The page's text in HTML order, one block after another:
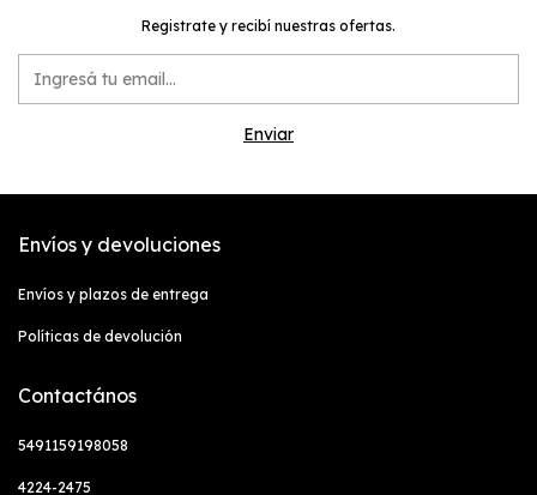
Registrate y recibí nuestras ofertas.
Envíos y devoluciones
Envíos y plazos de entrega
Políticas de devolución
Contactános
5491159198058
4224-2475